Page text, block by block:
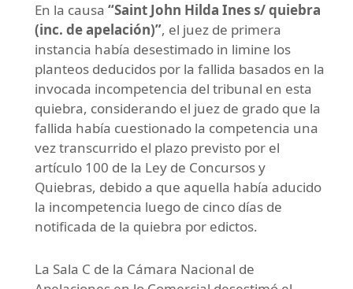
En la causa “Saint John Hilda Ines s/ quiebra
(inc. de apelación)”, el juez de primera
instancia había desestimado in limine los
planteos deducidos por la fallida basados en la
invocada incompetencia del tribunal en esta
quiebra, considerando el juez de grado que la
fallida había cuestionado la competencia una
vez transcurrido el plazo previsto por el
artículo 100 de la Ley de Concursos y
Quiebras, debido a que aquella había aducido
la incompetencia luego de cinco días de
notificada de la quiebra por edictos.
La Sala C de la Cámara Nacional de